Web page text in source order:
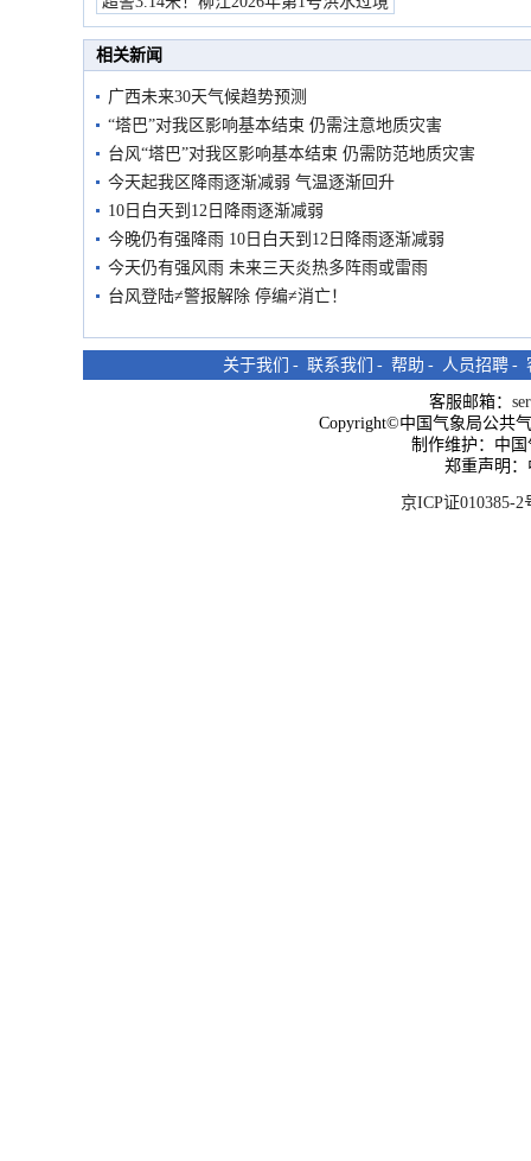
市民在堤岸见证汛况
相关新闻
广西未来30天气候趋势预测
“塔巴”对我区影响基本结束 仍需注意地质灾害
台风“塔巴”对我区影响基本结束 仍需防范地质灾害
今天起我区降雨逐渐减弱 气温逐渐回升
10日白天到12日降雨逐渐减弱
今晚仍有强降雨 10日白天到12日降雨逐渐减弱
今天仍有强风雨 未来三天炎热多阵雨或雷雨
台风登陆≠警报解除 停编≠消亡！
关于我们 - 联系我们 - 帮助 - 人员招聘 -
客服邮箱：
Copyright©中国气象局公共
制作维护：中
郑重声明
京ICP证010385-2